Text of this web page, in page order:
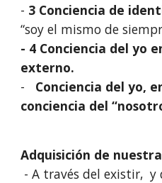
- 3 Conciencia de
“soy el mismo de
- 4 Conciencia del yo
externo.
- Conciencia del yo,
conciencia del
Adquisición de
- A través del existir, y